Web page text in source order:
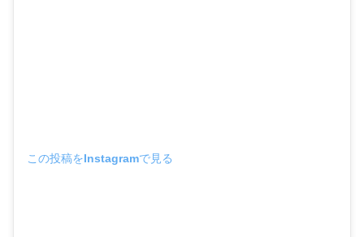
この投稿をInstagramで見る